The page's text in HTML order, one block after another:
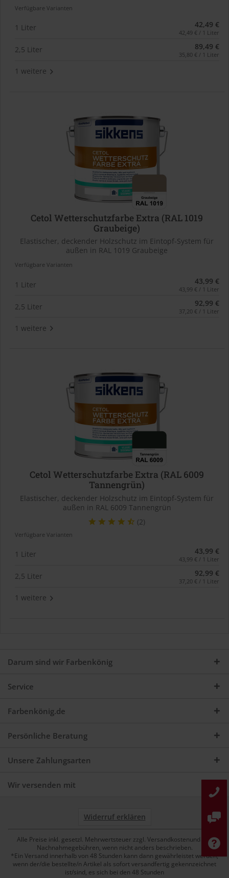
Verfügbare Varianten
1 Liter 42,49 €
42,49 € / 1 Liter
2,5 Liter 89,49 €
35,80 € / 1 Liter
1 weitere
Cetol Wetterschutzfarbe Extra (RAL 1019
Graubeige)
Elastischer, deckender Holzschutz im Eintopf-System für
außen in RAL 1019 Graubeige
Verfügbare Varianten
1 Liter 43,99 €
43,99 € / 1 Liter
2,5 Liter 92,99 €
37,20 € / 1 Liter
1 weitere
Cetol Wetterschutzfarbe Extra (RAL 6009
Tannengrün)
Elastischer, deckender Holzschutz im Eintopf-System für
außen in RAL 6009 Tannengrün
(2)
Verfügbare Varianten
1 Liter 43,99 €
43,99 € / 1 Liter
2,5 Liter 92,99 €
37,20 € / 1 Liter
1 weitere
Darum sind wir Farbenkönig
Service
Farbenkönig.de
Persönliche Beratung
Unsere Zahlungsarten
Wir versenden mit
Widerruf erklären
Alle Preise inkl. gesetzl. Mehrwertsteuer zzgl. Versandkostenund ggf.
Nachnahmegebühren, wenn nicht anders beschrieben.
*Ein Versand innerhalb von 48 Stunden kann dann gewährleistet werden,
wenn der/die bestellte/n Artikel als sofort versandfertig gekennzeichnet
ist/sind, es sich bei den 48 Stunden